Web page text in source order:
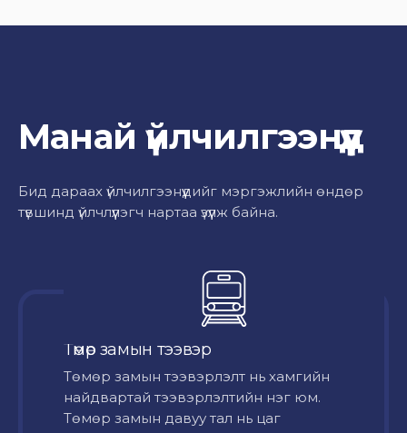
Манай үйлчилгээнүүд
Бид дараах үйлчилгээнүүдийг мэргэжлийн өндөр
түвшинд үйлчлүүлэгч нартаа үзүүлж байна.
Төмөр замын тээвэр
Төмөр замын тээвэрлэлт нь хамгийн
найдвартай тээвэрлэлтийн нэг юм.
Төмөр замын давуу тал нь цаг